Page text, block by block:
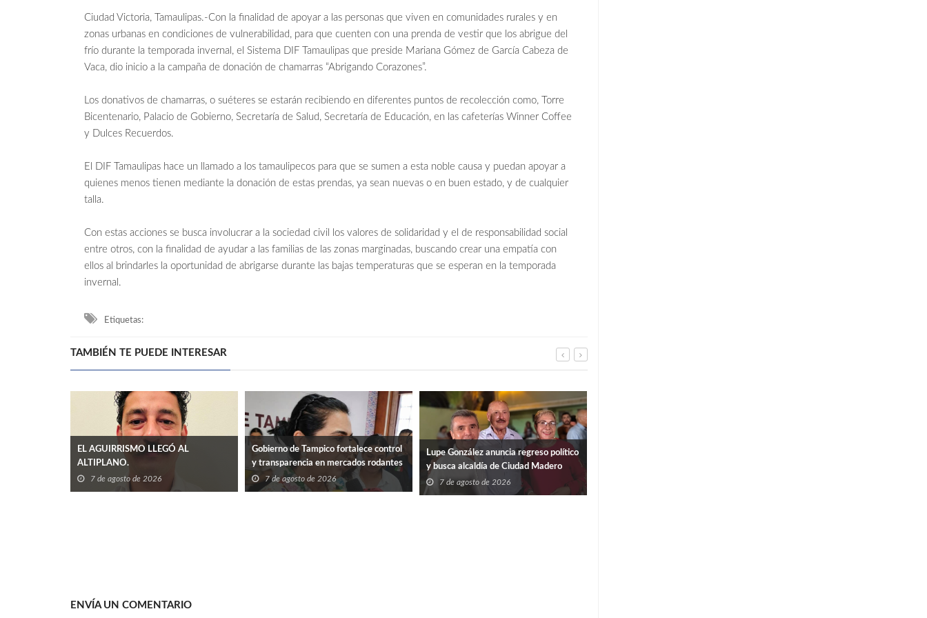
Ciudad Victoria, Tamaulipas.-Con la finalidad de apoyar a las personas que viven en comunidades rurales y en
zonas urbanas en condiciones de vulnerabilidad, para que cuenten con una prenda de vestir que los abrigue del
frío durante la temporada invernal, el Sistema DIF Tamaulipas que preside Mariana Gómez de García Cabeza de
Vaca, dio inicio a la campaña de donación de chamarras “Abrigando Corazones”.
Los donativos de chamarras, o suéteres se estarán recibiendo en diferentes puntos de recolección como, Torre
Bicentenario, Palacio de Gobierno, Secretaría de Salud, Secretaría de Educación, en las cafeterías Winner Coffee
y Dulces Recuerdos.
El DIF Tamaulipas hace un llamado a los tamaulipecos para que se sumen a esta noble causa y puedan apoyar a
quienes menos tienen mediante la donación de estas prendas, ya sean nuevas o en buen estado, y de cualquier
talla.
Con estas acciones se busca involucrar a la sociedad civil los valores de solidaridad y el de responsabilidad social
entre otros, con la finalidad de ayudar a las familias de las zonas marginadas, buscando crear una empatía con
ellos al brindarles la oportunidad de abrigarse durante las bajas temperaturas que se esperan en la temporada
invernal.
Etiquetas:
TAMBIÉN TE PUEDE INTERESAR
EL AGUIRRISMO LLEGÓ AL
ALTIPLANO.
7 de agosto de 2026
Gobierno de Tampico fortalece control
y transparencia en mercados rodantes
7 de agosto de 2026
Lupe González anuncia regreso político
y busca alcaldía de Ciudad Madero
7 de agosto de 2026
ENVÍA UN COMENTARIO